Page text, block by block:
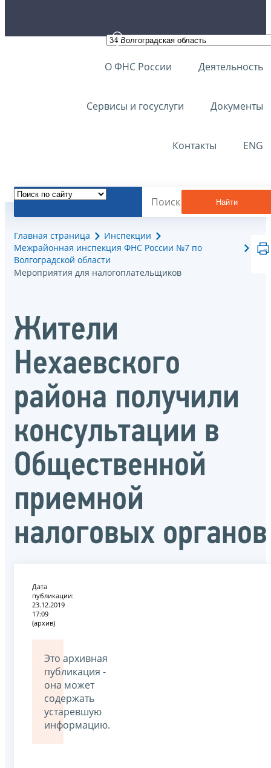
О ФНС России Деятельность
Сервисы и госуслуги Документы
Контакты ENG
Найти
Главная страница
Инспекции
Межрайонная инспекция ФНС России №7 по
Волгоградской области
Мероприятия для налогоплательщиков
Жители
Нехаевского
района получили
консультации в
Общественной
приемной
налоговых органов
Дата
публикации:
23.12.2019
17:09
(архив)
Это архивная
публикация -
она может
содержать
устаревшую
информацию.